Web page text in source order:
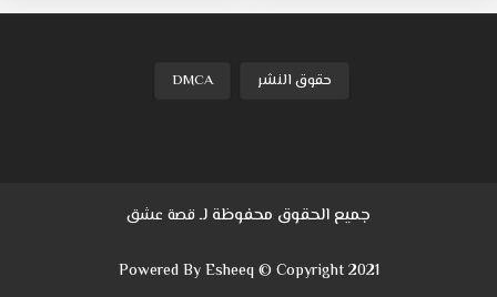
التي
حقوق النشر DMCA
جميع الحقوق محفوظة لـقصة عشق
Powered By Esheeq © Copyright 2021